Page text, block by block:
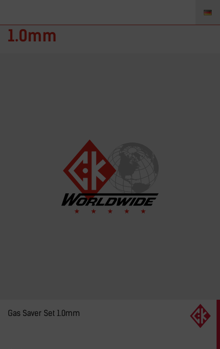
1.0mm
Gas Saver Set 1.0mm